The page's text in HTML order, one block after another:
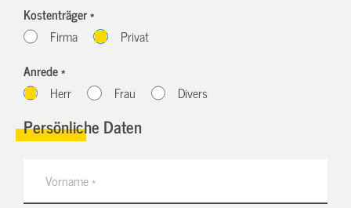
Kostenträger *
Firma
Privat
Anrede *
Herr
Frau Divers
Persönliche Daten